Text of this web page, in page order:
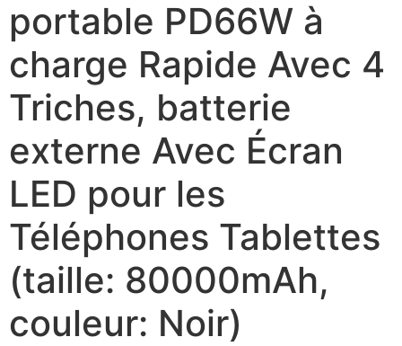
portable PD66W à
charge Rapide Avec 4
Triches, batterie
externe Avec Écran
LED pour les
Téléphones Tablettes
(taille: 80000mAh,
couleur: Noir)